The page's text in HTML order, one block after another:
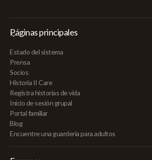
Páginas principales
Estado del sistema
Prensa
Socios
Historia II Care
Registra historias de vida
Inicio de sesión grupal
Portal familiar
Blog
Encuentre una guardería para adultos